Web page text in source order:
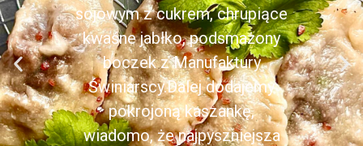
sojowym z cukrem, chrupiące
kwaśne jabłko, podsmażony
boczek z Manufaktury
Świniarscy.Dalej dodajemy
pokrojoną kaszankę,
wiadomo, że najpyszniejsza